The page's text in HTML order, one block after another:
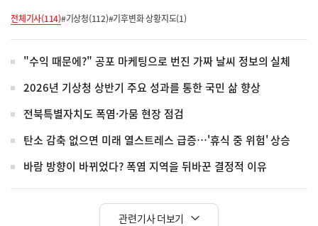
전체기사(114)#기상청(112)#기후변화 상황지도(1)
"수익 때문에?" 공포 마케팅으로 번진 가짜 날씨 정보의 실체
2026년 기상청 상반기 주요 성과를 통한 국민 삶 향상
전북특별자치도 폭염·가뭄 현장 점검
탄소 감축 없으면 미래 열스트레스 급증…'휴식 중 위험' 상승
바람 방향이 바뀌었다? 폭염 지역을 뒤바꾼 결정적 이유
관련기사 더보기